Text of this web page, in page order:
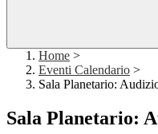
Home >
Eventi Calendario >
Sala Planetario:
Sala Planetario: